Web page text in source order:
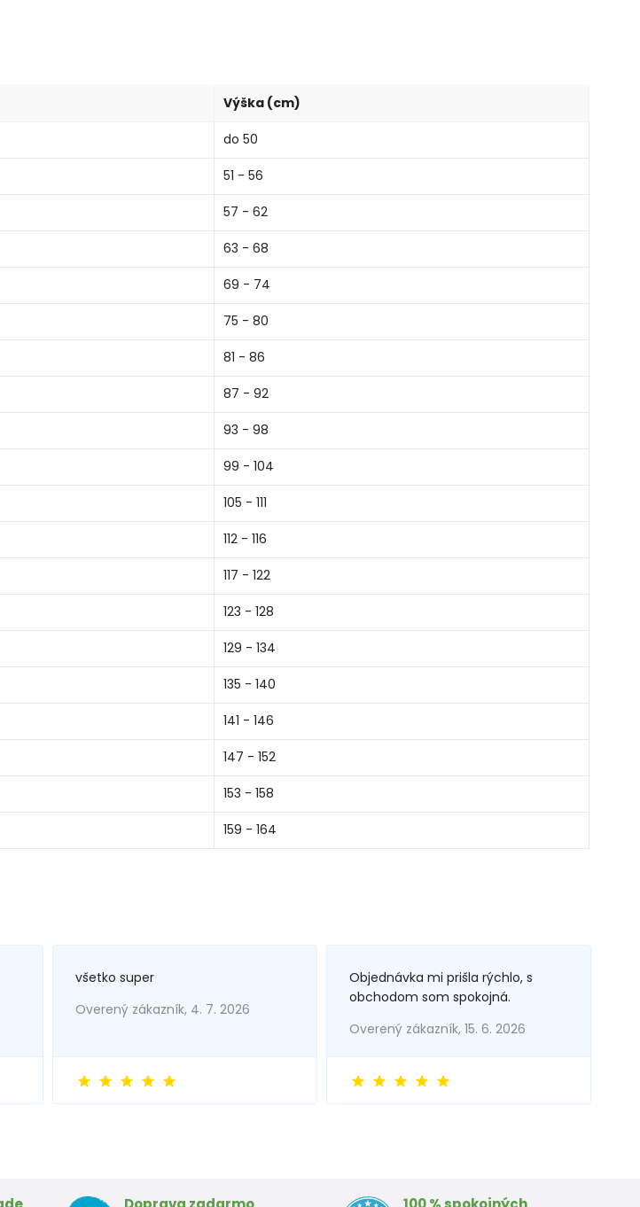
Výška (cm)
do 50
51 - 56
57 - 62
63 - 68
69 - 74
75 - 80
81 - 86
87 - 92
93 - 98
99 - 104
105 - 111
112 - 116
117 - 122
123 - 128
129 - 134
135 - 140
141 - 146
147 - 152
153 - 158
159 - 164
všetko super
Overený zákazník, 4. 7. 2026
Objednávka mi prišla rýchlo, s
obchodom som spokojná.
Overený zákazník, 15. 6. 2026